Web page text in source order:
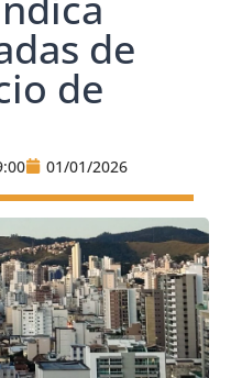
de
de
01/01/2026